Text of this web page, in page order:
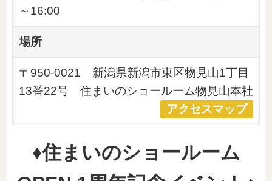
～16:00
場所
〒950-0021 新潟県新潟市東区物見山1丁目
13番22号 住まいのショールーム物見山本社
アクセスマップ
♦住まいのショールーム